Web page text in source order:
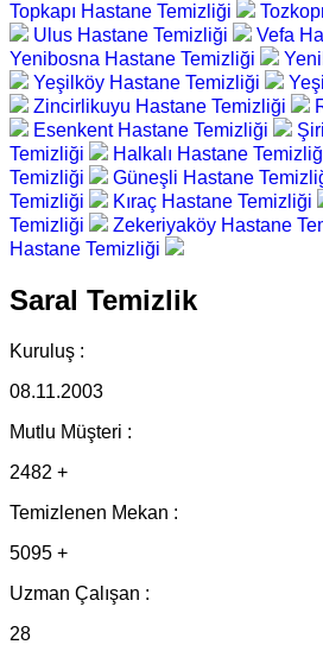
Topkapı Hastane Temizliği
Ulus Hastane Temizliği
Vefa
Yenibosna Hastane Temizliği
Yeşilköy Hastane Temizliği
Zincirlikuyu Hastane Temizliği
Esenkent Hastane Temizliği
Temizliği
Halkalı Hastane
Temizliği
Güneşli Hastane
Temizliği
Kıraç Hastane Temizliği
Temizliği
Zekeriyaköy Hastane
Hastane Temizliği
Saral Temizlik
Kuruluş :
08.11.2003
Mutlu Müşteri :
2482 +
Temizlenen Mekan :
5095 +
Uzman Çalışan :
28